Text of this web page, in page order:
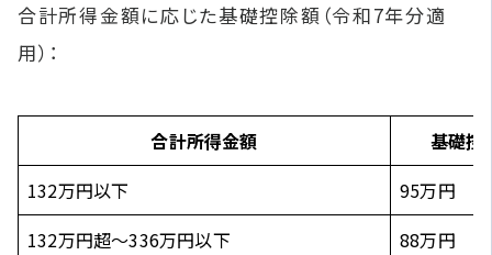
合計所得金額に応じた基礎控除額（令和7年分適
用）：
合計所得金額
基礎控
132万円以下
95万円
132万円超〜336万円以下
88万円